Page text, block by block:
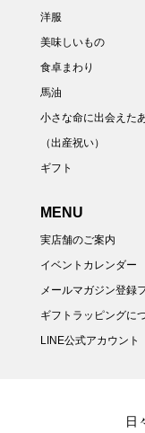
洋服
美味しいもの
食卓まわり
馬油
小さな命に出会えた
（出産祝い）
ギフト
MENU
実店舗のご案内
イベントカレンダー
メールマガジン登録
ギフトラッピングに
LINE公式アカウント
日